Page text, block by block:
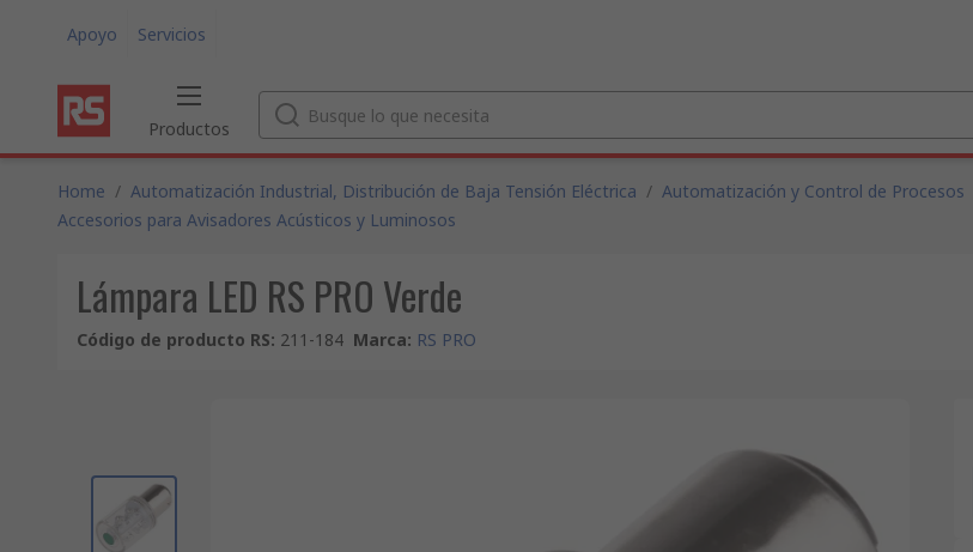
Apoyo Servicios
Productos
Home / Automatización Industrial, Distribución de Baja Tensión Eléctrica / Automatización y Control de Procesos
Accesorios para Avisadores Acústicos y Luminosos
Lámpara LED RS PRO Verde
Código de producto RS: 211-184 Marca: RS PRO